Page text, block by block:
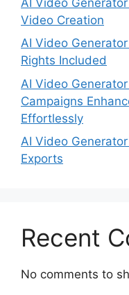
Video Creation
AI Video
Rights Included
AI Video
Campaigns
Effortlessly
AI Video
Exports
Recent
No comments to